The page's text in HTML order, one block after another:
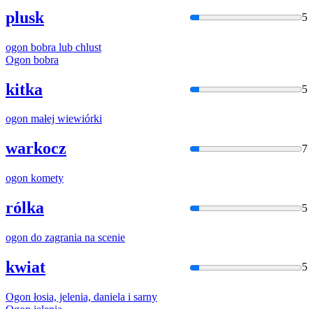
plusk 5
ogon bobra lub chlust
Ogon bobra
kitka 5
ogon małej wiewiórki
warkocz 7
ogon komety
rólka 5
ogon do zagrania na scenie
kwiat 5
Ogon łosia, jelenia, daniela i sarny